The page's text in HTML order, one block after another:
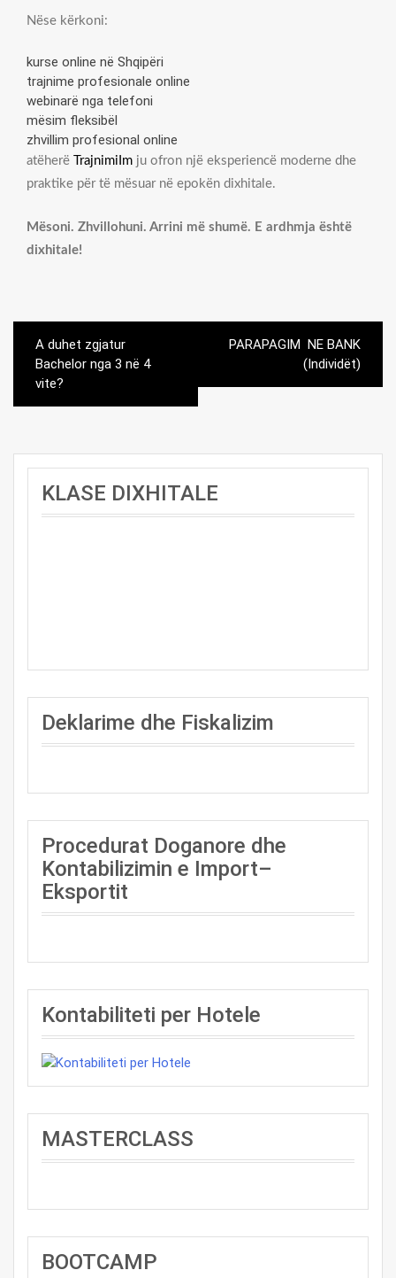
Nëse kërkoni:
kurse online në Shqipëri
trajnime profesionale online
webinarë nga telefoni
mësim fleksibël
zhvillim profesional online
atëherë TrajnimiIm ju ofron një eksperiencë moderne dhe
praktike për të mësuar në epokën dixhitale.
Mësoni. Zhvillohuni. Arrini më shumë. E ardhmja është
dixhitale!
Post
navigation
A duhet zgjatur
Bachelor nga 3 në 4
vite?
PARAPAGIM NE BANK
(Individët)
KLASE DIXHITALE
Deklarime dhe Fiskalizim
Procedurat Doganore dhe
Kontabilizimin e Import–
Eksportit
Kontabiliteti per Hotele
MASTERCLASS
BOOTCAMP